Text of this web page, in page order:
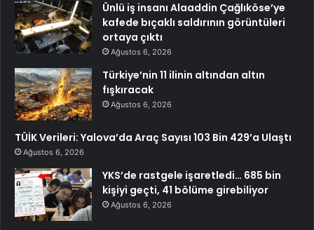
Ünlü iş insanı Alaaddin Çağlıköse’ye
kafede bıçaklı saldırının görüntüleri
ortaya çıktı
Ağustos 6, 2026
Türkiye’nin 11 ilinin altından altın
fışkıracak
Ağustos 6, 2026
TÜİK Verileri: Yalova’da Araç Sayısı 103 Bin 429’a Ulaştı
Ağustos 6, 2026
YKS’de rastgele işaretledi… 685 bin
kişiyi geçti, 41 bölüme girebiliyor
Ağustos 6, 2026